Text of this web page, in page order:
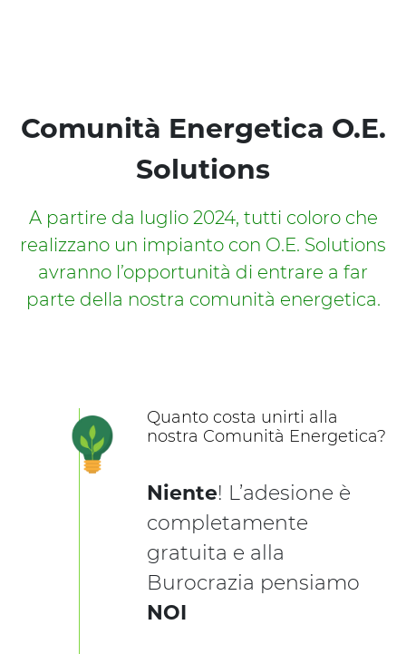
Comunità Energetica O.E.
Solutions
A partire da luglio 2024, tutti coloro che
realizzano un impianto con O.E. Solutions
avranno l’opportunità di entrare a far
parte della nostra comunità energetica.
Quanto costa unirti alla
nostra Comunità Energetica?
Niente! L’adesione è
completamente
gratuita e alla
Burocrazia pensiamo
NOI